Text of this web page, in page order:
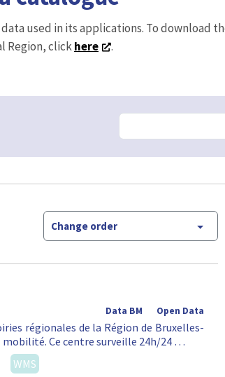
used in its applications. To download
Region, clickhere .
Change order
Open Data
Data BM
régionales de la Région de Bruxelles-
Ce centre surveille 24h/24 …
WMS